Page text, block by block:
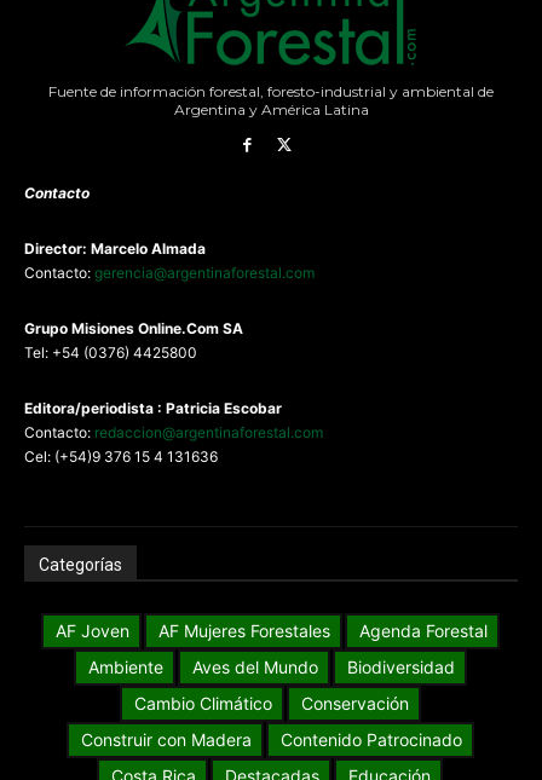
Fuente de información forestal, foresto-industrial y ambiental de
Argentina y América Latina
Contacto
Director: Marcelo Almada
Contacto: gerencia@argentinaforestal.com
Grupo Misiones Online.Com SA
Tel: +54 (0376) 4425800
Editora/periodista : Patricia Escobar
Contacto: redaccion@argentinaforestal.com
Cel: (+54)9 376 15 4 131636
Categorías
AF Joven AF Mujeres Forestales
Agenda Forestal
Ambiente
Aves del Mundo
Biodiversidad
Cambio Climático
Conservación
Construir con Madera
Contenido Patrocinado
Costa Rica
Destacadas
Educación